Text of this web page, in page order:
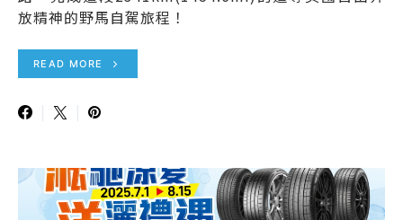
放精神的野馬自駕旅程！
READ MORE